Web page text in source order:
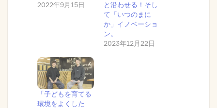
2022年9月15日
と沿わせる！そし
て「いつのまに
か」イノベーショ
ン。
2023年12月22日
「子どもを育てる
環境をよくした